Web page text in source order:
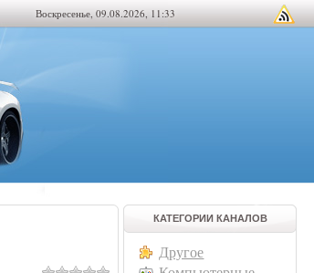
Воскресенье, 09.08.2026, 11:33
КАТЕГОРИИ КАНАЛОВ
Другое